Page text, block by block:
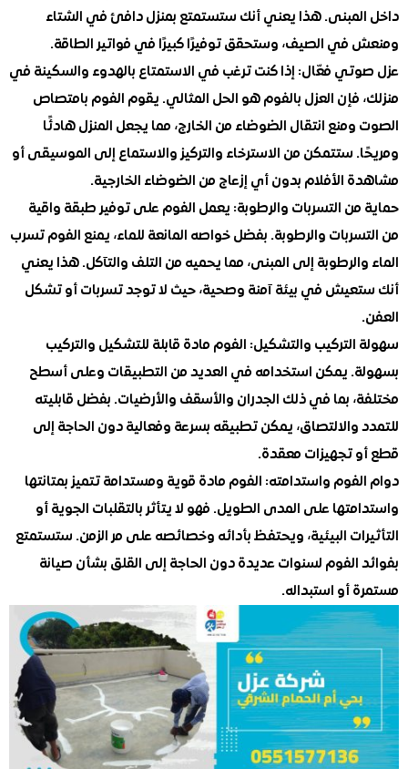
هذا يعني أنك ستستمتع بمنزل دافئ في الشتاء
الصيف، وستحقق توفيرًا كبيرًا في فواتير الطاقة.
فعّال: إذا كنت ترغب في الاستمتاع بالهدوء والسكينة في
فإن العزل بالفوم هو الحل المثالي. يقوم الفوم بامتصاص
انتقال الضوضاء من الخارج، مما يجعل المنزل هادئًا
ستتمكن من الاسترخاء والتركيز والاستماع إلى الموسيقى أو
الأفلام بدون أي إزعاج من الضوضاء الخارجية.
التسربات والرطوبة: يعمل الفوم على توفير طبقة واقية
والرطوبة. بفضل خواصه المانعة للماء، يمنع الفوم تسرب
إلى المبنى، مما يحميه من التلف والتآكل. هذا يعني
في بيئة آمنة وصحية، حيث لا توجد تسربات أو تشكل
والتشكيل: الفوم مادة قابلة للتشكيل والتركيب
يمكن استخدامه في العديد من التطبيقات وعلى أسطح
بما في ذلك الجدران والأسقف والأرضيات. بفضل قابليته
والالتصاق، يمكن تطبيقه بسرعة وفعالية دون الحاجة إلى
تجهيزات معقدة.
واستدامته: الفوم مادة قوية ومستدامة تتميز بمتانتها
على المدى الطويل. فهو لا يتأثر بالتقلبات الجوية أو
البيئية، ويحتفظ بأدائه وخصائصه على مر الزمن. ستستمتع
الفوم لسنوات عديدة دون الحاجة إلى القلق بشأن صيانة
أو استبداله.